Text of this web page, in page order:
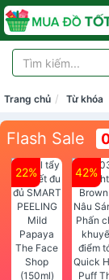
Trang chủ Từ khóa
Flash Sale
22% 42%